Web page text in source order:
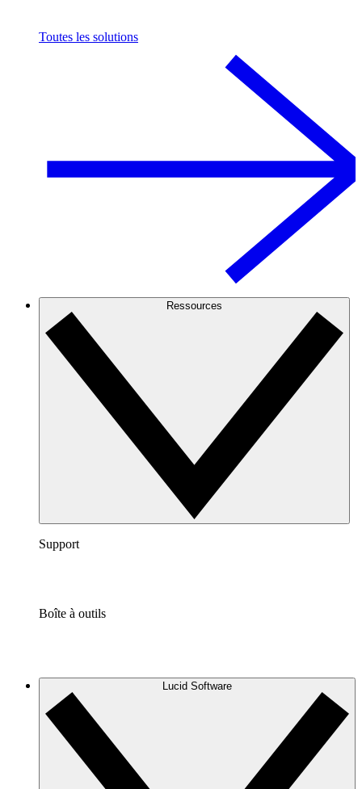
Toutes les solutions
Ressources
Support
Boîte à outils
Lucid Software